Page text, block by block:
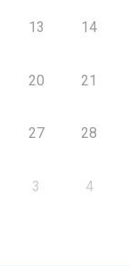
13 14
20 21
27 28
3 4